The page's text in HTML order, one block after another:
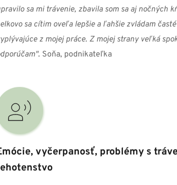
sa mi trávenie, zbavila som sa aj nočných
sa cítim oveľa lepšie a ľahšie zvládam
z mojej práce. Z mojej strany veľká
. Soňa, podnikateľka
vyčerpanosť, problémy s